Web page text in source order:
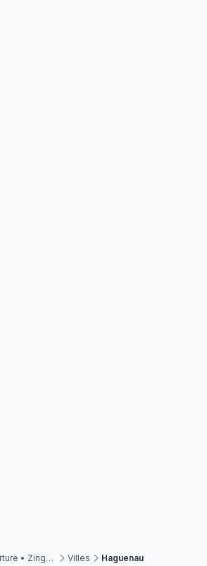
Couverture • Zinguerie • Toitures Villes Haguenau